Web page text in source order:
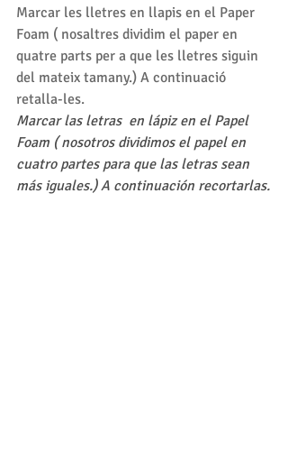
Marcar les lletres en llapis en el Paper
Foam ( nosaltres dividim el paper en
quatre parts per a que les lletres siguin
del mateix tamany.) A continuació
retalla-les.
Marcar las letras  en lápiz en el Papel
Foam ( nosotros dividimos el papel en
cuatro partes para que las letras sean
más iguales.) A continuación recortarlas.